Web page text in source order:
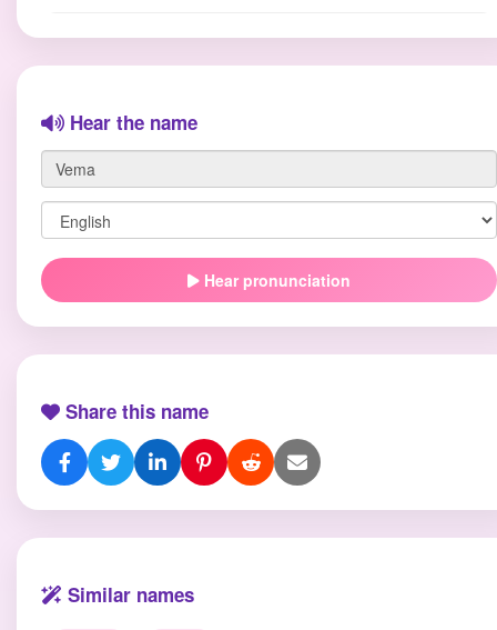
Hear the name
Hear pronunciation
Share this name
Similar names